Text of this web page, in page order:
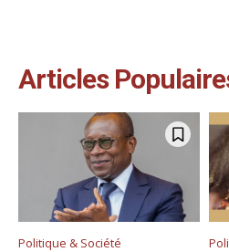
Articles
Politique & Société